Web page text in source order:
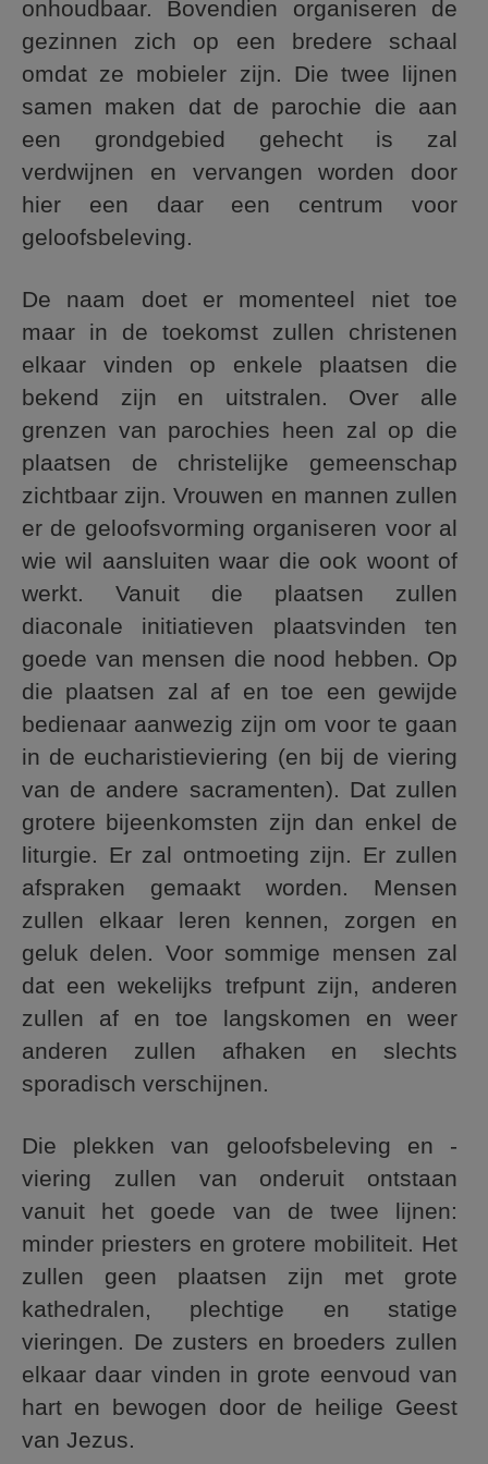
onhoudbaar. Bovendien organiseren de
gezinnen zich op een bredere schaal
omdat ze mobieler zijn. Die twee lijnen
samen maken dat de parochie die aan
een grondgebied gehecht is zal
verdwijnen en vervangen worden door
hier een daar een centrum voor
geloofsbeleving.
De naam doet er momenteel niet toe
maar in de toekomst zullen christenen
elkaar vinden op enkele plaatsen die
bekend zijn en uitstralen. Over alle
grenzen van parochies heen zal op die
plaatsen de christelijke gemeenschap
zichtbaar zijn. Vrouwen en mannen zullen
er de geloofsvorming organiseren voor al
wie wil aansluiten waar die ook woont of
werkt. Vanuit die plaatsen zullen
diaconale initiatieven plaatsvinden ten
goede van mensen die nood hebben. Op
die plaatsen zal af en toe een gewijde
bedienaar aanwezig zijn om voor te gaan
in de eucharistieviering (en bij de viering
van de andere sacramenten). Dat zullen
grotere bijeenkomsten zijn dan enkel de
liturgie. Er zal ontmoeting zijn. Er zullen
afspraken gemaakt worden. Mensen
zullen elkaar leren kennen, zorgen en
geluk delen. Voor sommige mensen zal
dat een wekelijks trefpunt zijn, anderen
zullen af en toe langskomen en weer
anderen zullen afhaken en slechts
sporadisch verschijnen.
Die plekken van geloofsbeleving en -
viering zullen van onderuit ontstaan
vanuit het goede van de twee lijnen:
minder priesters en grotere mobiliteit. Het
zullen geen plaatsen zijn met grote
kathedralen, plechtige en statige
vieringen. De zusters en broeders zullen
elkaar daar vinden in grote eenvoud van
hart en bewogen door de heilige Geest
van Jezus.